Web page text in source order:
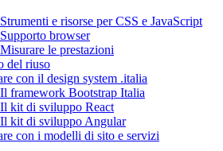
e risorse per CSS e JavaScript
browser
le prestazioni
del riuso
con il design system .italia
framework Bootstrap Italia
kit di sviluppo React
kit di sviluppo Angular
con i modelli di sito e servizi